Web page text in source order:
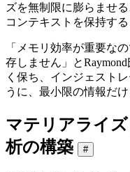
ズを無制限に膨らませ
コンテキストを保持する
「メモリ効率が重要な
存しません」と
く保ち、インジェスト
うに、最小限の情報だ
マテリアライ
析の構築
#